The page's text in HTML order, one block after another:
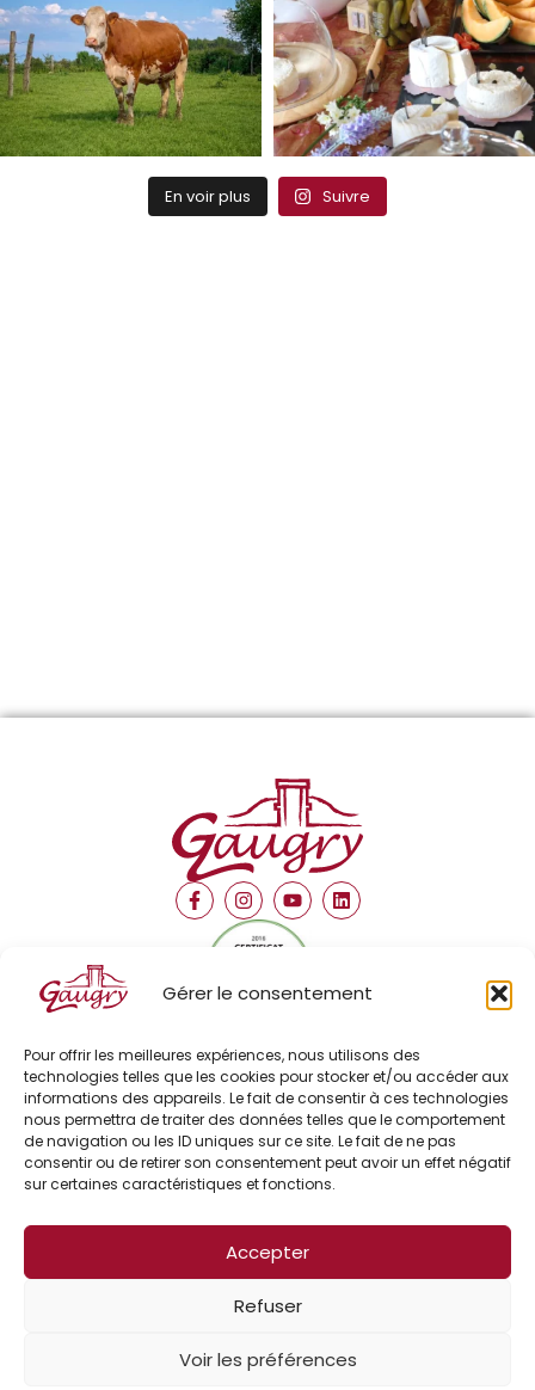
Gérer le consentement
Pour offrir les meilleures expériences, nous utilisons des
technologies telles que les cookies pour stocker et/ou accéder aux
informations des appareils. Le fait de consentir à ces technologies
nous permettra de traiter des données telles que le comportement
de navigation ou les ID uniques sur ce site. Le fait de ne pas
consentir ou de retirer son consentement peut avoir un effet négatif
sur certaines caractéristiques et fonctions.
Accepter
Refuser
Voir les préférences
En voir plus Suivre
TripAdvisor Certificat d’Excellence
2016
Le petit futé
Notre entreprise
Presse
Fromagerie Lincet